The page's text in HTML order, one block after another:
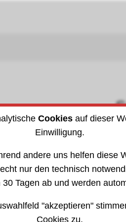
Cookiesauf dieser
Einwilligung.
andere uns helfen diese
nur den technisch
Tagen ab und werden
"akzeptieren"
Cookies zu.